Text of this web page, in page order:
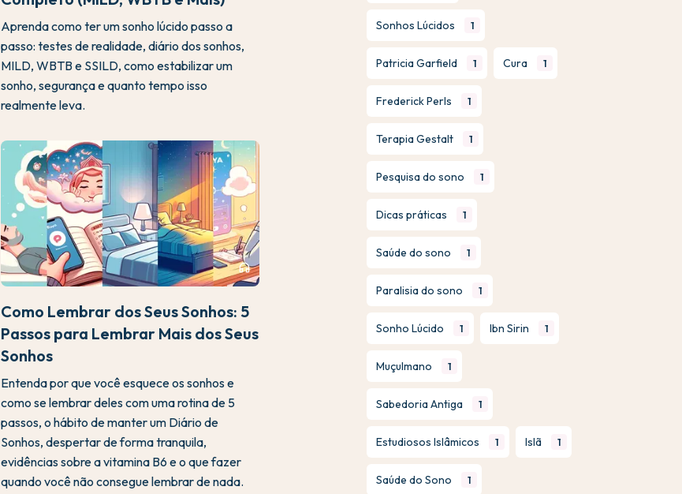
Aprenda como ter um sonho lúcido passo a
passo: testes de realidade, diário dos sonhos,
MILD, WBTB e SSILD, como estabilizar um
sonho, segurança e quanto tempo isso
realmente leva.
headphones
Como Lembrar dos Seus Sonhos: 5
Passos para Lembrar Mais dos Seus
Sonhos
Entenda por que você esquece os sonhos e
como se lembrar deles com uma rotina de 5
passos, o hábito de manter um Diário de
Sonhos, despertar de forma tranquila,
evidências sobre a vitamina B6 e o que fazer
quando você não consegue lembrar de nada.
Sonhos Lúcidos 1
Patricia Garfield 1 Cura 1
Frederick Perls 1
Terapia Gestalt 1
Pesquisa do sono 1
Dicas práticas 1
Saúde do sono 1
Paralisia do sono 1
Sonho Lúcido 1 Ibn Sirin 1
Muçulmano 1
Sabedoria Antiga 1
Estudiosos Islâmicos 1 Islã 1
Saúde do Sono 1